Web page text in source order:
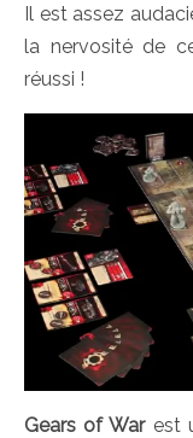
Il est assez
la nervosité de
réussi !
Gears of Warest